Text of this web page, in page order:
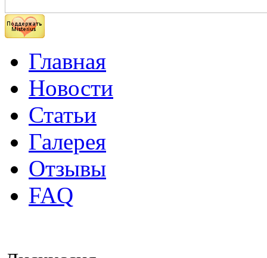
Главная
Новости
Статьи
Галерея
Отзывы
FAQ